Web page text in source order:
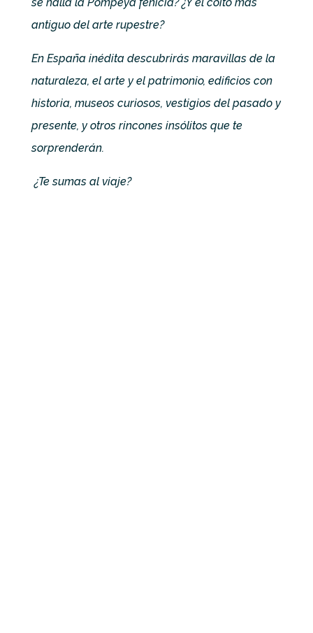
antiguo del arte rupestre?
En España inédita descubrirás maravillas de la
naturaleza, el arte y el patrimonio, edificios con
historia, museos curiosos, vestigios del pasado y
presente, y otros rincones insólitos que te
sorprenderán.
¿Te sumas al viaje?